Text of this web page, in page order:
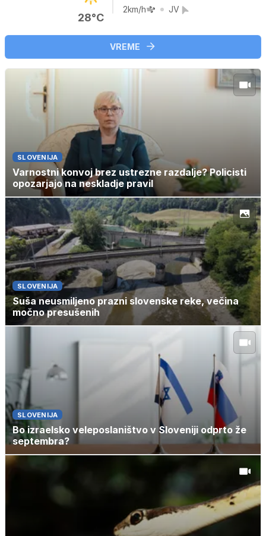
28°C
2km/h JV
VREME
SLOVENIJA
Varnostni konvoj brez ustrezne razdalje? Policisti
opozarjajo na neskladje pravil
SLOVENIJA
Suša neusmiljeno prazni slovenske reke, večina
močno presušenih
SLOVENIJA
Bo izraelsko veleposlaništvo v Sloveniji odprto že
septembra?